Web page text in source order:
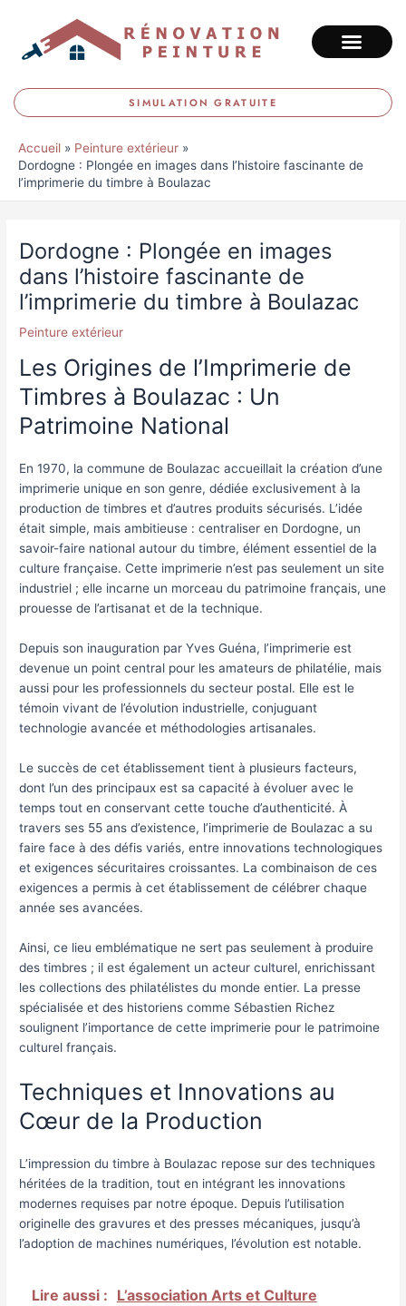
contenu
SIMULATION GRATUITE
Accueil
Peinture extérieur
Dordogne : Plongée en images dans l’histoire fascinante de
l’imprimerie du timbre à Boulazac
Dordogne : Plongée en images
dans l’histoire fascinante de
l’imprimerie du timbre à Boulazac
Peinture extérieur
Les Origines de l’Imprimerie de
Timbres à Boulazac : Un
Patrimoine National
En 1970, la commune de Boulazac accueillait la création d’une
imprimerie unique en son genre, dédiée exclusivement à la
production de timbres et d’autres produits sécurisés. L’idée
était simple, mais ambitieuse : centraliser en Dordogne, un
savoir-faire national autour du timbre, élément essentiel de la
culture française. Cette imprimerie n’est pas seulement un site
industriel ; elle incarne un morceau du patrimoine français, une
prouesse de l’artisanat et de la technique.
Depuis son inauguration par Yves Guéna, l’imprimerie est
devenue un point central pour les amateurs de philatélie, mais
aussi pour les professionnels du secteur postal. Elle est le
témoin vivant de l’évolution industrielle, conjuguant
technologie avancée et méthodologies artisanales.
Le succès de cet établissement tient à plusieurs facteurs,
dont l’un des principaux est sa capacité à évoluer avec le
temps tout en conservant cette touche d’authenticité. À
travers ses 55 ans d’existence, l’imprimerie de Boulazac a su
faire face à des défis variés, entre innovations technologiques
et exigences sécuritaires croissantes. La combinaison de ces
exigences a permis à cet établissement de célébrer chaque
année ses avancées.
Ainsi, ce lieu emblématique ne sert pas seulement à produire
des timbres ; il est également un acteur culturel, enrichissant
les collections des philatélistes du monde entier. La presse
spécialisée et des historiens comme Sébastien Richez
soulignent l’importance de cette imprimerie pour le patrimoine
culturel français.
Techniques et Innovations au
Cœur de la Production
L’impression du timbre à Boulazac repose sur des techniques
héritées de la tradition, tout en intégrant les innovations
modernes requises par notre époque. Depuis l’utilisation
originelle des gravures et des presses mécaniques, jusqu’à
l’adoption de machines numériques, l’évolution est notable.
Lire aussi : L’association Arts et Culture
articles